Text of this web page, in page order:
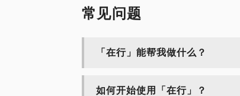
常见问题
「在行」能帮我做什么？
如何开始使用「在行」？